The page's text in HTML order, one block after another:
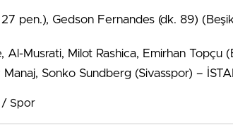
pen.), Gedson Fernandes (dk. 89)
Al-Musrati, Milot Rashica, Emirhan Topçu
Manaj, Sonko Sundberg (Sivasspor) –
/ Spor